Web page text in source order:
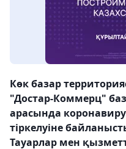
Көк базар
"Достар-Коммерц"
арасында
тіркелуіне
Тауарлар мен